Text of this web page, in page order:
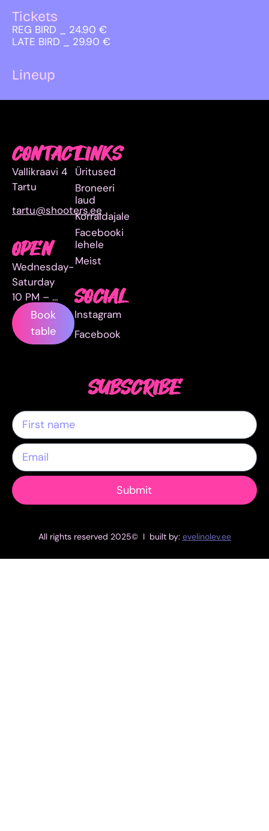
Tickets
REG BIRD _ 24.90 €
LATE BIRD _ 29.90 €
Lineup
CONTACT
Vallikraavi 4
Tartu
tartu@shooters.ee
OPEN
Wednesday-
Saturday
10 PM – …
Book
table
LINKS
Üritused
Broneeri
laud
Korraldajale
Facebooki
lehele
Meist
SOCIAL
Instagram
Facebook
SUBSCRIBE
Submit
All rights reserved 2025© I built by: evelinolev.ee